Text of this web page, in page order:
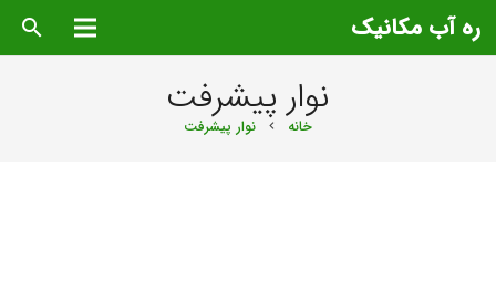
ره آب مکانیک search
نوار پیشرفت
خانه chevron_right نوار پیشرفت